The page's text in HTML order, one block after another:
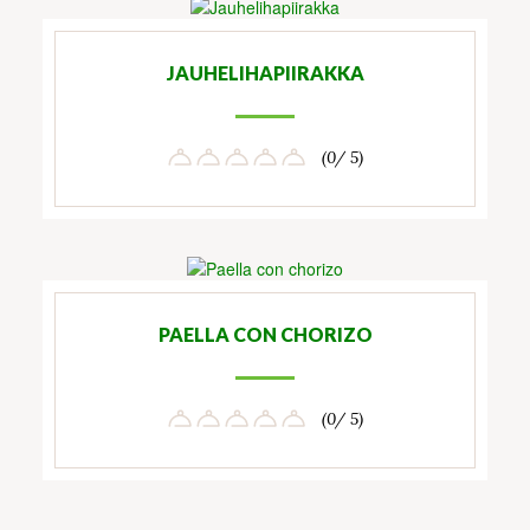
JAUHELIHAPIIRAKKA
(0/ 5)
PAELLA CON CHORIZO
(0/ 5)